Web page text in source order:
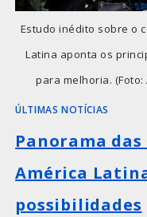
Estudo inédito sobre o
Latina aponta os
para melhoria.
ÚLTIMAS NOTÍCIAS
Panorama
América
possibilidades